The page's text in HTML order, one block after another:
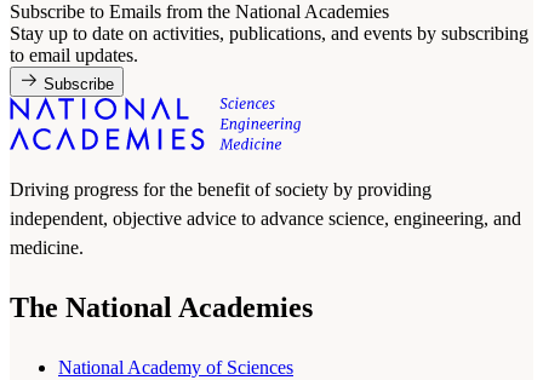
Subscribe to Emails from the National Academies
Stay up to date on activities, publications, and events by subscribing
to email updates.
Subscribe
Driving progress for the benefit of society by providing
independent, objective advice to advance science, engineering, and
medicine.
The National Academies
National Academy of Sciences